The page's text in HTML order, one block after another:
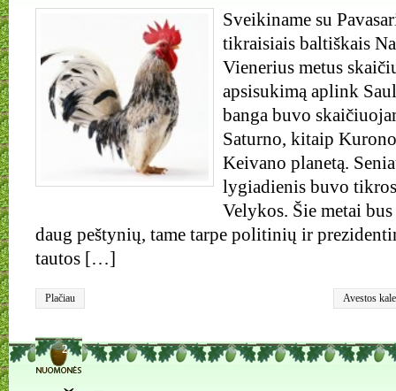
Sveikiname su
tikraisiais baltiškais
Vienerius metus
apsisukimą aplink
banga buvo
Saturno, kitaip
Keivano planetą.
lygiadienis buvo
Velykos. Šie metai
daug peštynių, tame tarpe politinių ir
tautos […]
Plačiau
Avestos
2